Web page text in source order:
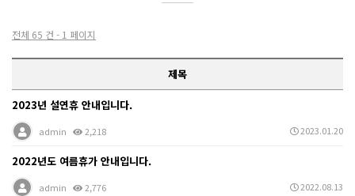
전체 65 건 - 1 페이지
제목
2023년 설연휴 안내입니다.
admin 2,218 2023.01.20
2022년도 여름휴가 안내입니다.
admin 2,776 2022.08.13